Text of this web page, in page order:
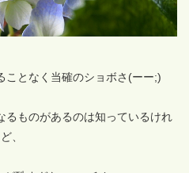
ことなく当確のショボさ(ーー;)
るものがあるのは知っているけれ
ど、